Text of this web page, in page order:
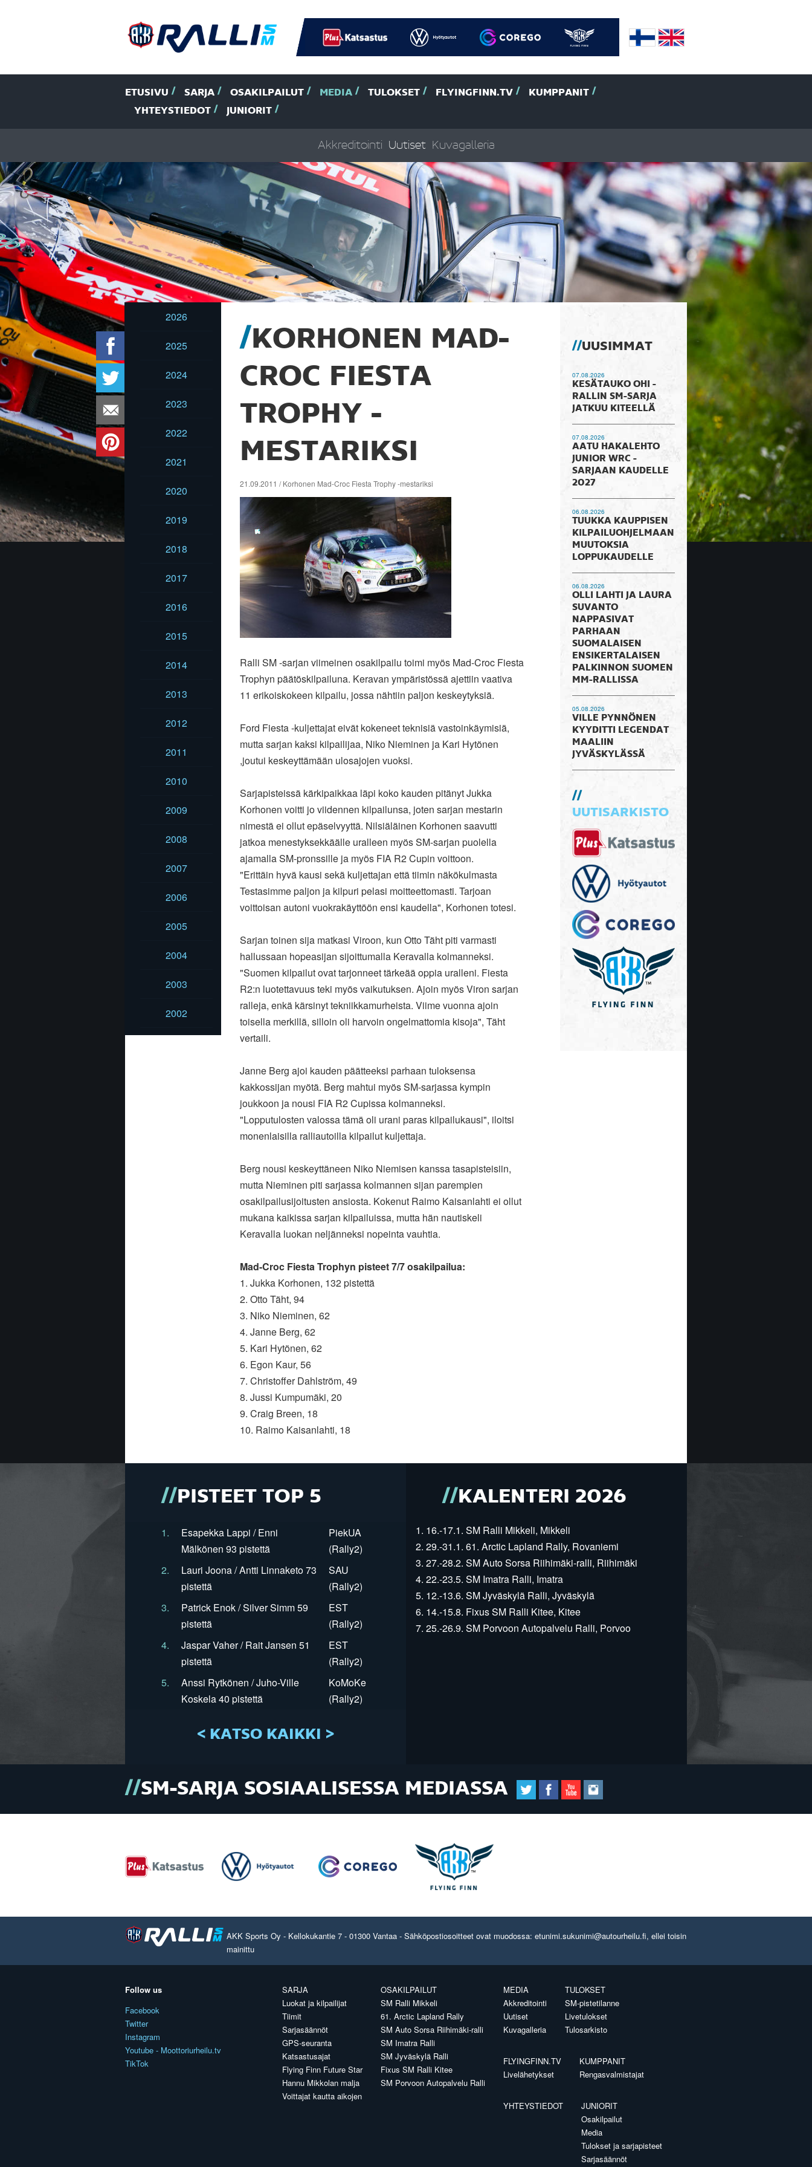
ETUSIVU SARJA OSAKILPAILUT MEDIA TULOKSET FLYINGFINN.TV
KUMPPANIT
YHTEYSTIEDOT
JUNIORIT
Akkreditointi Uutiset Kuvagalleria
2026
2025
2024
2023
2022
2021
2020
2019
2018
2017
2016
2015
2014
2013
2012
2011
2010
2009
2008
2007
2006
2005
2004
2003
2002
KORHONEN MAD-
CROC FIESTA
TROPHY -
MESTARIKSI
21.09.2011 / Korhonen Mad-Croc Fiesta Trophy -mestariksi
Ralli SM -sarjan viimeinen osakilpailu toimi myös Mad-Croc Fiesta
Trophyn päätöskilpailuna. Keravan ympäristössä ajettiin vaativa
11 erikoiskokeen kilpailu, jossa nähtiin paljon keskeytyksiä.
Ford Fiesta -kuljettajat eivät kokeneet teknisiä vastoinkäymisiä,
mutta sarjan kaksi kilpailijaa, Niko Nieminen ja Kari Hytönen
,joutui keskeyttämään ulosajojen vuoksi.
Sarjapisteissä kärkipaikkaa läpi koko kauden pitänyt Jukka
Korhonen voitti jo viidennen kilpailunsa, joten sarjan mestarin
nimestä ei ollut epäselvyyttä. Nilsiäläinen Korhonen saavutti
jatkoa menestyksekkäälle uralleen myös SM-sarjan puolella
ajamalla SM-pronssille ja myös FIA R2 Cupin voittoon.
"Erittäin hyvä kausi sekä kuljettajan että tiimin näkökulmasta
Testasimme paljon ja kilpuri pelasi moitteettomasti. Tarjoan
voittoisan autoni vuokrakäyttöön ensi kaudella", Korhonen totesi.
Sarjan toinen sija matkasi Viroon, kun Otto Täht piti varmasti
hallussaan hopeasijan sijoittumalla Keravalla kolmanneksi.
"Suomen kilpailut ovat tarjonneet tärkeää oppia uralleni. Fiesta
R2:n luotettavuus teki myös vaikutuksen. Ajoin myös Viron sarjan
ralleja, enkä kärsinyt tekniikkamurheista. Viime vuonna ajoin
toisella merkillä, silloin oli harvoin ongelmattomia kisoja", Täht
vertaili.
Janne Berg ajoi kauden päätteeksi parhaan tuloksensa
kakkossijan myötä. Berg mahtui myös SM-sarjassa kympin
joukkoon ja nousi FIA R2 Cupissa kolmanneksi.
"Lopputulosten valossa tämä oli urani paras kilpailukausi", iloitsi
monenlaisilla ralliautoilla kilpailut kuljettaja.
Berg nousi keskeyttäneen Niko Niemisen kanssa tasapisteisiin,
mutta Nieminen piti sarjassa kolmannen sijan parempien
osakilpailusijoitusten ansiosta. Kokenut Raimo Kaisanlahti ei ollut
mukana kaikissa sarjan kilpailuissa, mutta hän nautiskeli
Keravalla luokan neljänneksi nopeinta vauhtia.
Mad-Croc Fiesta Trophyn pisteet 7/7 osakilpailua:
1. Jukka Korhonen, 132 pistettä
2. Otto Täht, 94
3. Niko Nieminen, 62
4. Janne Berg, 62
5. Kari Hytönen, 62
6. Egon Kaur, 56
7. Christoffer Dahlström, 49
8. Jussi Kumpumäki, 20
9. Craig Breen, 18
10. Raimo Kaisanlahti, 18
UUSIMMAT
07.08.2026
KESÄTAUKO OHI -
RALLIN SM-SARJA
JATKUU KITEELLÄ
07.08.2026
AATU HAKALEHTO
JUNIOR WRC -
SARJAAN KAUDELLE
2027
06.08.2026
TUUKKA KAUPPISEN
KILPAILUOHJELMAAN
MUUTOKSIA
LOPPUKAUDELLE
06.08.2026
OLLI LAHTI JA LAURA
SUVANTO
NAPPASIVAT
PARHAAN
SUOMALAISEN
ENSIKERTALAISEN
PALKINNON SUOMEN
MM-RALLISSA
05.08.2026
VILLE PYNNÖNEN
KYYDITTI LEGENDAT
MAALIIN
JYVÄSKYLÄSSÄ
UUTISARKISTO
PISTEET TOP 5
1.
Esapekka Lappi / Enni
Mälkönen 93 pistettä
PiekUA
(Rally2)
2.
Lauri Joona / Antti Linnaketo 73
pistettä
SAU
(Rally2)
3.
Patrick Enok / Silver Simm 59
pistettä
EST
(Rally2)
4.
Jaspar Vaher / Rait Jansen 51
pistettä
EST
(Rally2)
5.
Anssi Rytkönen / Juho-Ville
Koskela 40 pistettä
KoMoKe
(Rally2)
< KATSO KAIKKI >
KALENTERI 2026
1. 16.-17.1. SM Ralli Mikkeli, Mikkeli
2. 29.-31.1. 61. Arctic Lapland Rally, Rovaniemi
3. 27.-28.2. SM Auto Sorsa Riihimäki-ralli, Riihimäki
4. 22.-23.5. SM Imatra Ralli, Imatra
5. 12.-13.6. SM Jyväskylä Ralli, Jyväskylä
6. 14.-15.8. Fixus SM Ralli Kitee, Kitee
7. 25.-26.9. SM Porvoon Autopalvelu Ralli, Porvoo
SM-SARJA SOSIAALISESSA MEDIASSA
AKK Sports Oy - Kellokukantie 7 - 01300 Vantaa - Sähköpostiosoitteet ovat muodossa: etunimi.sukunimi@autourheilu.fi, ellei toisin
mainittu
Follow us
Facebook
Twitter
Instagram
Youtube - Moottoriurheilu.tv
TikTok
SARJA
Luokat ja kilpailijat
Tiimit
Sarjasäännöt
GPS-seuranta
Katsastusajat
Flying Finn Future Star
Hannu Mikkolan malja
Voittajat kautta aikojen
OSAKILPAILUT
SM Ralli Mikkeli
61. Arctic Lapland Rally
SM Auto Sorsa Riihimäki-ralli
SM Imatra Ralli
SM Jyväskylä Ralli
Fixus SM Ralli Kitee
SM Porvoon Autopalvelu Ralli
MEDIA
Akkreditointi
Uutiset
Kuvagalleria
TULOKSET
SM-pistetilanne
Livetulokset
Tulosarkisto
FLYINGFINN.TV
Livelähetykset
KUMPPANIT
Rengasvalmistajat
YHTEYSTIEDOT
JUNIORIT
Osakilpailut
Media
Tulokset ja sarjapisteet
Sarjasäännöt